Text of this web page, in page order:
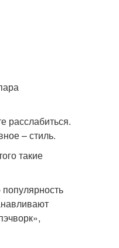
расслабиться.
– стиль.
такие